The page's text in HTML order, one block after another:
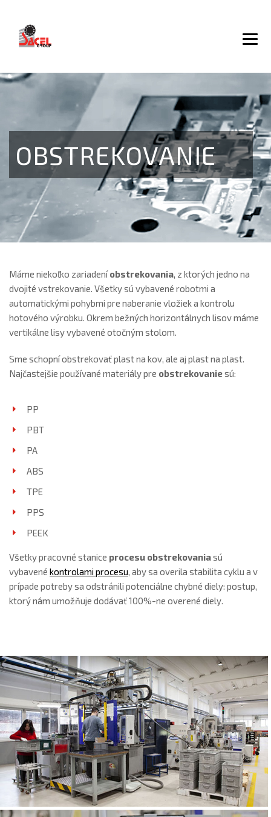
OBSTREKOVANIE
Máme niekoľko zariadeníobstrekovania, z ktorých jedno na
dvojité vstrekovanie. Všetky sú vybavené robotmi a
automatickými pohybmi pre naberanie vložiek a kontrolu
hotového výrobku. Okrem bežných horizontálnych lisov máme
vertikálne lisy vybavené otočným stolom.
Sme schopní obstrekovať plast na kov, ale aj plast na plast.
Najčastejšie používané materiály pre obstrekovaniesú:
PP
PBT
PA
ABS
TPE
PPS
PEEK
Všetky pracovné stanice procesu obstrekovaniasú
vybavené kontrolami procesu, aby sa overila stabilita cyklu a v
prípade potreby sa odstránili potenciálne chybné diely: postup,
ktorý nám umožňuje dodávať 100%-ne overené diely.